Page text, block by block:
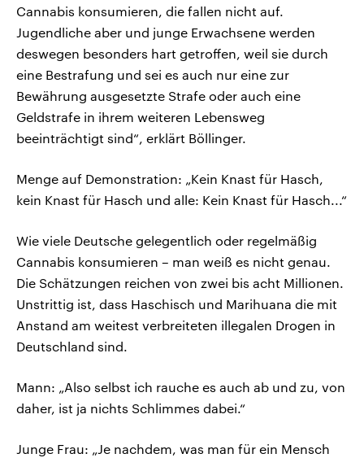
Cannabis konsumieren, die fallen nicht auf.
Jugendliche aber und junge Erwachsene werden
deswegen besonders hart getroffen, weil sie durch
eine Bestrafung und sei es auch nur eine zur
Bewährung ausgesetzte Strafe oder auch eine
Geldstrafe in ihrem weiteren Lebensweg
beeinträchtigt sind“, erklärt Böllinger.
Menge auf Demonstration: „Kein Knast für Hasch,
kein Knast für Hasch und alle: Kein Knast für Hasch...“
Wie viele Deutsche gelegentlich oder regelmäßig
Cannabis konsumieren – man weiß es nicht genau.
Die Schätzungen reichen von zwei bis acht Millionen.
Unstrittig ist, dass Haschisch und Marihuana die mit
Anstand am weitest verbreiteten illegalen Drogen in
Deutschland sind.
Mann: „Also selbst ich rauche es auch ab und zu, von
daher, ist ja nichts Schlimmes dabei.“
Junge Frau: „Je nachdem, was man für ein Mensch